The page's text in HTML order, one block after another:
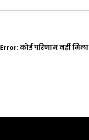
Error:कोई परिणाम नहीं मिला